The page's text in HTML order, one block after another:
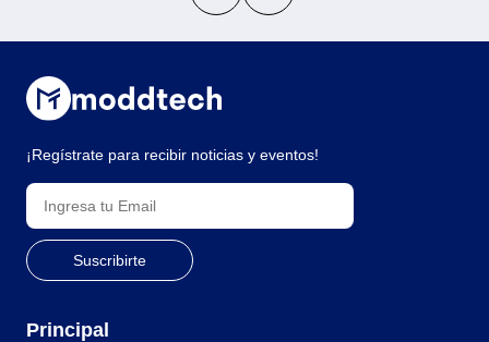
¡Regístrate para recibir noticias y eventos!
Principal